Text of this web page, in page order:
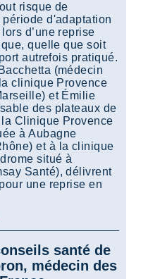
risque de
d'adaptation
d’une reprise
quelle que soit
autrefois pratiqué.
(médecin
clinique Provence
et Émilie
des plateaux de
Clinique Provence
à Aubagne
et à la clinique
situé à
Santé), délivrent
une reprise en
santé de
médecin des